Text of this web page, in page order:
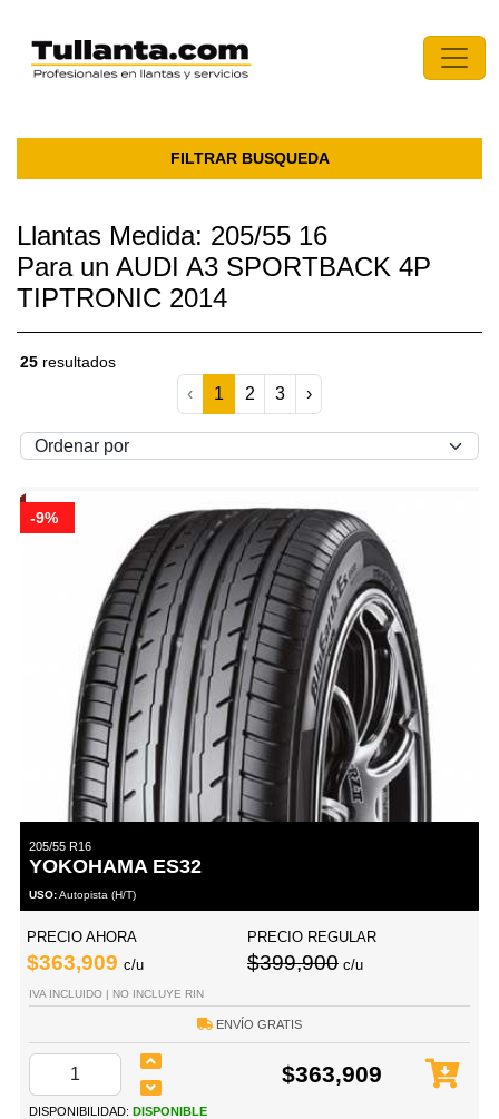
FILTRAR BUSQUEDA
Llantas Medida: 205/55 16
Para un AUDI A3 SPORTBACK 4P
TIPTRONIC 2014
25 resultados
‹ 1 2 3 ›
-9%
205/55 R16
YOKOHAMA ES32
USO:Autopista (H/T)
PRECIO AHORA
$363,909 c/u
PRECIO REGULAR
$399,900 c/u
IVA INCLUIDO | NO INCLUYE RIN
ENVÍO GRATIS
$363,909
DISPONIBILIDAD: DISPONIBLE